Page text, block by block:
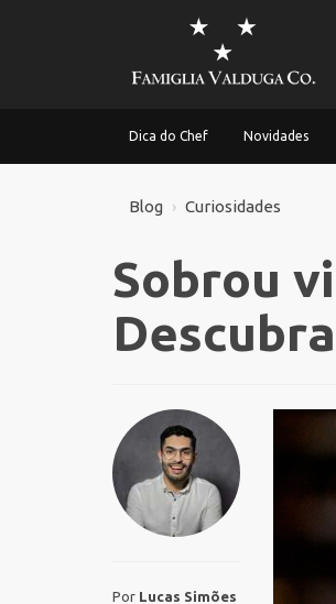
Dica do Chef Novidades
Blog Curiosidades
Sobrou
Por Lucas Simões